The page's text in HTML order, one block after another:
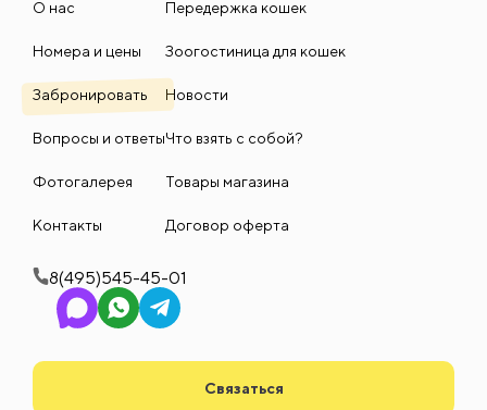
О нас
Номера и цены
Забронировать
Вопросы и ответы
Фотогалерея
Контакты
Передержка кошек
Зоогостиница для кошек
Новости
Что взять с собой?
Товары магазина
Договор оферта
8(495)545-45-01
Связаться